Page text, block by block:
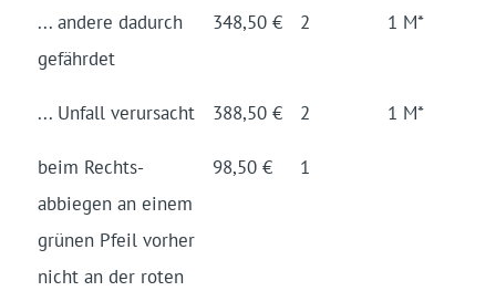
... andere dadurch
gefährdet
348,50 € 2 1 M*
... Unfall verursacht 388,50 € 2 1 M*
beim Rechts­
abbiegen an einem
grünen Pfeil vorher
nicht an der roten
98,50 € 1